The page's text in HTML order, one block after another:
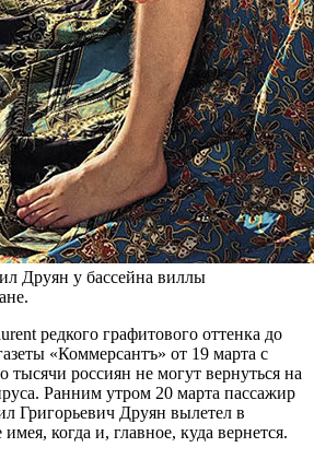
Друян у бассейна виллы
редкого графитового оттенка до
«Коммерсантъ» от 19 марта с
тысячи россиян не могут вернуться на
Ранним утром 20 марта пассажир
Григорьевич Друян вылетел в
когда и, главное, куда вернется.